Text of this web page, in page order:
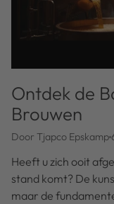
Ontdek de
Brouwen
Door Tjapco Epskamp
Heeft u zich ooit
stand komt? De
maar de